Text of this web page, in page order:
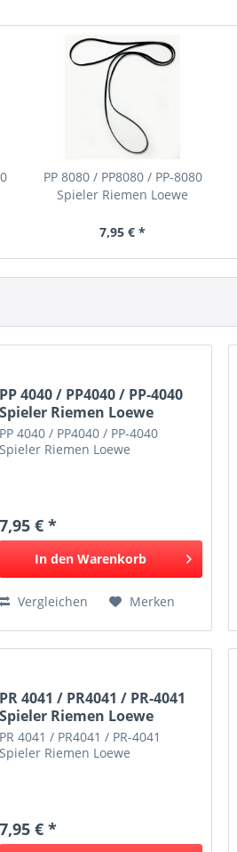
PP 8080 / PP8080 / PP-8080
Spieler Riemen Loewe
7,95 € *
PP 4040 / PP4040 / PP-4040
Spieler Riemen Loewe
PP 4040 / PP4040 / PP-4040
Spieler Riemen Loewe
7,95 € *
In den Warenkorb
Vergleichen Merken
PR 4041 / PR4041 / PR-4041
Spieler Riemen Loewe
PR 4041 / PR4041 / PR-4041
Spieler Riemen Loewe
7,95 € *